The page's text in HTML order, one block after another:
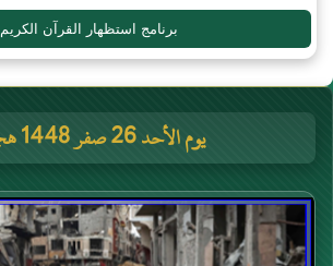
برنامج استظهار القرآن الكريم
يوم الأحد 26 صفر 1448 هجرية